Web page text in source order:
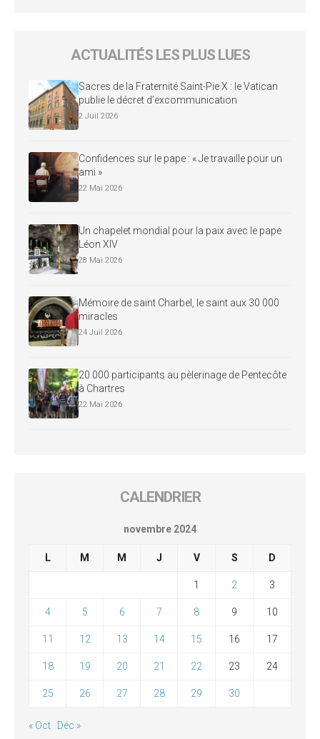
ACTUALITÉS LES PLUS LUES
Sacres de la Fraternité Saint-Pie X : le Vatican
publie le décret d’excommunication
2 Juil 2026
Confidences sur le pape : « Je travaille pour un
ami »
22 Mai 2026
Un chapelet mondial pour la paix avec le pape
Léon XIV
28 Mai 2026
Mémoire de saint Charbel, le saint aux 30 000
miracles
24 Juil 2026
20 000 participants au pèlerinage de Pentecôte
à Chartres
22 Mai 2026
CALENDRIER
novembre 2024
L M M J V S D
1 2 3
4 5 6 7 8 9 10
11 12 13 14 15 16 17
18 19 20 21 22 23 24
25 26 27 28 29 30
« Oct Déc »